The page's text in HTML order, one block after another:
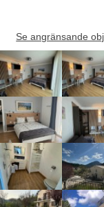
Se angränsande